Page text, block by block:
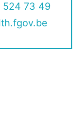
524 73 49